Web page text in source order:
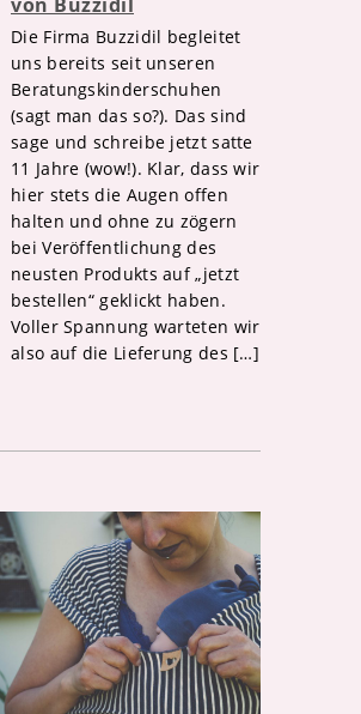
Die Firma Buzzidil begleitet
uns bereits seit unseren
Beratungskinderschuhen
(sagt man das so?). Das sind
sage und schreibe jetzt satte
11 Jahre (wow!). Klar, dass wir
hier stets die Augen offen
halten und ohne zu zögern
bei Veröffentlichung des
neusten Produkts auf „jetzt
bestellen“ geklickt haben.
Voller Spannung warteten wir
also auf die Lieferung des […]